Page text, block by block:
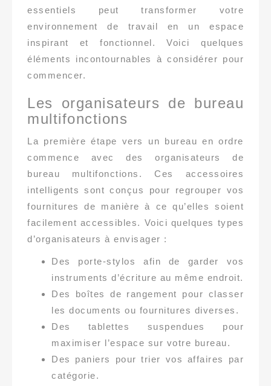
essentiels peut transformer votre
environnement de travail en un espace
inspirant et fonctionnel. Voici quelques
éléments incontournables à considérer pour
commencer.
Les organisateurs de bureau
multifonctions
La première étape vers un bureau en ordre
commence avec des organisateurs de
bureau multifonctions. Ces accessoires
intelligents sont conçus pour regrouper vos
fournitures de manière à ce qu’elles soient
facilement accessibles. Voici quelques types
d’organisateurs à envisager :
Des porte-stylos afin de garder vos
instruments d’écriture au même endroit.
Des boîtes de rangement pour classer
les documents ou fournitures diverses.
Des tablettes suspendues pour
maximiser l’espace sur votre bureau.
Des paniers pour trier vos affaires par
catégorie.